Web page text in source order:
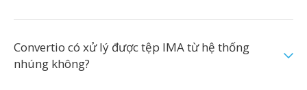
Convertio có xử lý được tệp IMA từ hệ thống
nhúng không?